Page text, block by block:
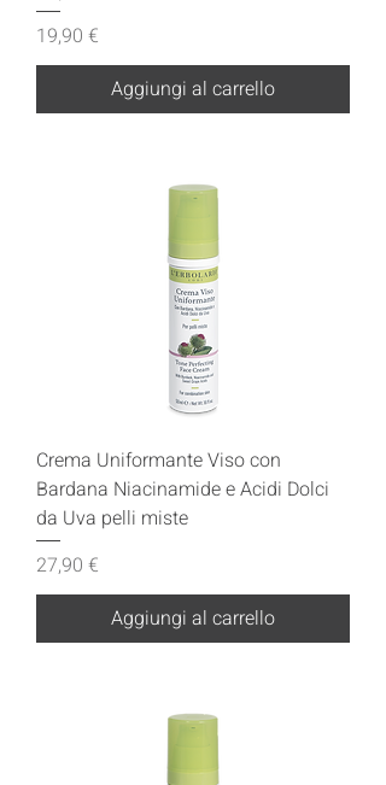
Prezzo
19,90 €
Aggiungi al carrello
Crema Uniformante Viso con
Bardana Niacinamide e Acidi Dolci
da Uva pelli miste
Prezzo
27,90 €
Aggiungi al carrello